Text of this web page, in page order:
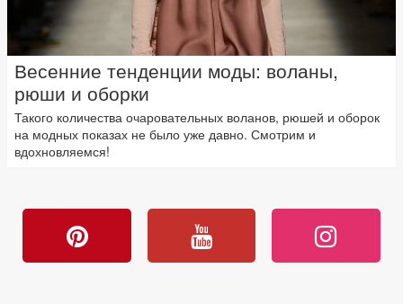
Весенние тенденции моды: воланы,
рюши и оборки
Такого количества очаровательных воланов, рюшей и оборок
на модных показах не было уже давно. Смотрим и
вдохновляемся!